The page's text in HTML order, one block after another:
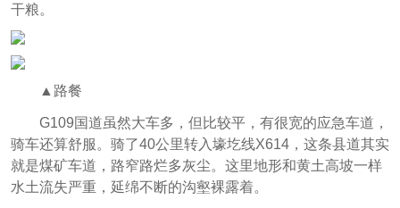
干粮。
▲路餐
G109国道虽然大车多，但比较平，有很宽的应急车道，
骑车还算舒服。骑了40公里转入壕圪线X614，这条县道其实
就是煤矿车道，路窄路烂多灰尘。这里地形和黄土高坡一样
水土流失严重，延绵不断的沟壑裸露着。